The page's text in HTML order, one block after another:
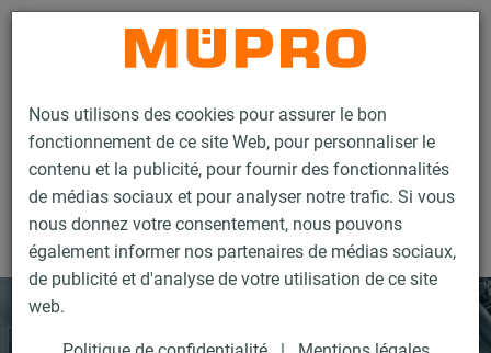
Nous utilisons des cookies pour assurer le bon
fonctionnement de ce site Web, pour personnaliser le
contenu et la publicité, pour fournir des fonctionnalités
de médias sociaux et pour analyser notre trafic. Si vous
nous donnez votre consentement, nous pouvons
également informer nos partenaires de médias sociaux,
de publicité et d'analyse de votre utilisation de ce site
web.
Contact
Entreprise À propos de nous Nos marchés